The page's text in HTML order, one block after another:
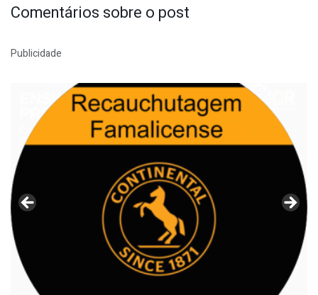
Comentários sobre o post
Publicidade